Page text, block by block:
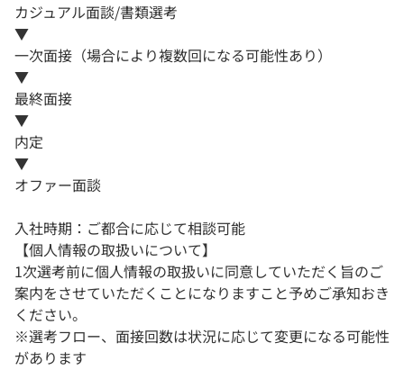
カジュアル面談/書類選考
▼
一次面接（場合により複数回になる可能性あり）
▼
最終面接
▼
内定
▼
オファー面談
入社時期：ご都合に応じて相談可能
【個人情報の取扱いについて】
1次選考前に個人情報の取扱いに同意していただく旨のご
案内をさせていただくことになりますこと予めご承知おき
ください。
※選考フロー、面接回数は状況に応じて変更になる可能性
があります